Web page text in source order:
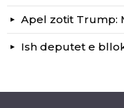
Apel zotit Trump:
Ish deputet e